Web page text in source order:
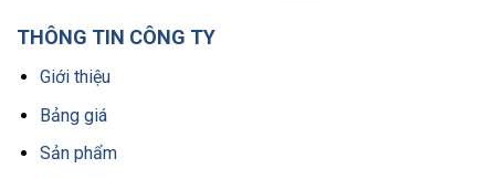
THÔNG TIN CÔNG TY
Giới thiệu
Bảng giá
Sản phẩm